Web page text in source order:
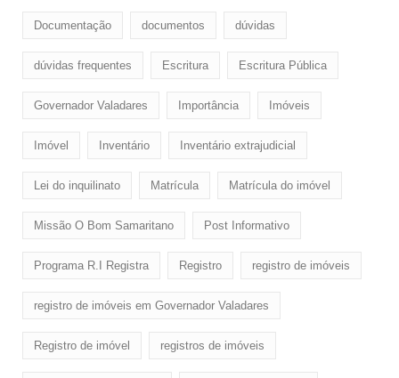
Documentação documentos dúvidas
dúvidas frequentes Escritura Escritura Pública
Governador Valadares Importância Imóveis
Imóvel Inventário Inventário extrajudicial
Lei do inquilinato Matrícula Matrícula do imóvel
Missão O Bom Samaritano Post Informativo
Programa R.I Registra Registro registro de imóveis
registro de imóveis em Governador Valadares
Registro de imóvel registros de imóveis